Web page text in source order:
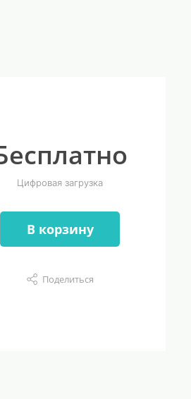
Цифровая загрузка
В корзину
Поделиться